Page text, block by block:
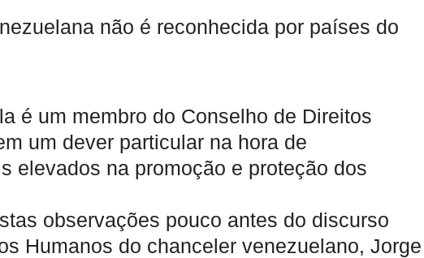
não é reconhecida por países do
é um membro do Conselho de Direitos
um dever particular na hora de
elevados na promoção e proteção dos
observações pouco antes do discurso
Humanos do chanceler venezuelano, Jorge